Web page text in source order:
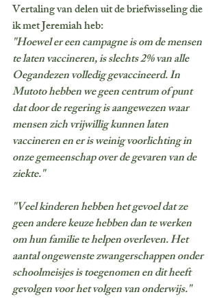
Vertaling van delen uit de briefwisseling die
ik met Jeremiah heb:
"Hoewel er een campagne is om de mensen
te laten vaccineren, is slechts 2% van alle
Oegandezen volledig gevaccineerd. In
Mutoto hebben we geen centrum of punt
dat door de regering is aangewezen waar
mensen zich vrijwillig kunnen laten
vaccineren en er is weinig voorlichting in
onze gemeenschap over de gevaren van de
ziekte."
"Veel kinderen hebben het gevoel dat ze
geen andere keuze hebben dan te werken
om hun familie te helpen overleven. Het
aantal ongewenste zwangerschappen onder
schoolmeisjes is toegenomen en dit heeft
gevolgen voor het volgen van onderwijs."